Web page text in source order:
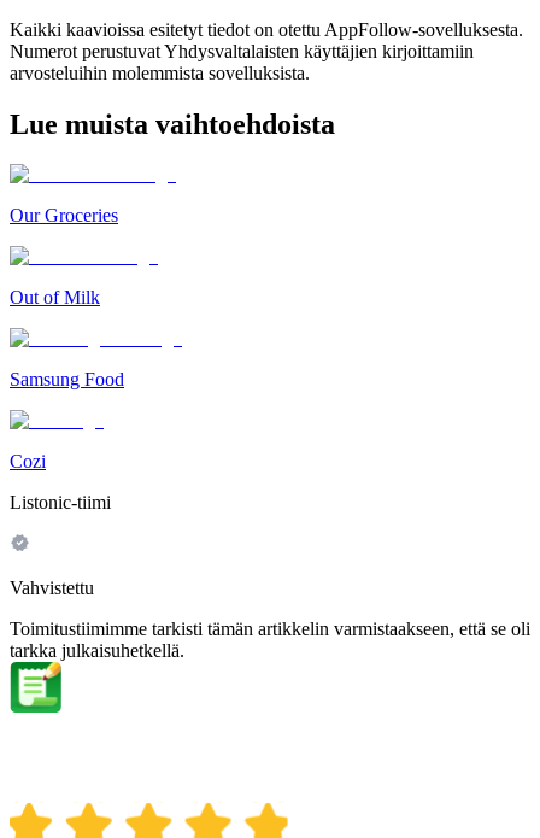
Kaikki kaavioissa esitetyt tiedot on otettu AppFollow-sovelluksesta.
Numerot perustuvat Yhdysvaltalaisten käyttäjien kirjoittamiin
arvosteluihin molemmista sovelluksista.
Lue muista vaihtoehdoista
Our Groceries
Out of Milk
Samsung Food
Cozi
Listonic-tiimi
Vahvistettu
Toimitustiimimme tarkisti tämän artikkelin varmistaakseen, että se oli
tarkka julkaisuhetkellä.